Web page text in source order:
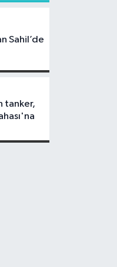
Sahil’de
tanker,